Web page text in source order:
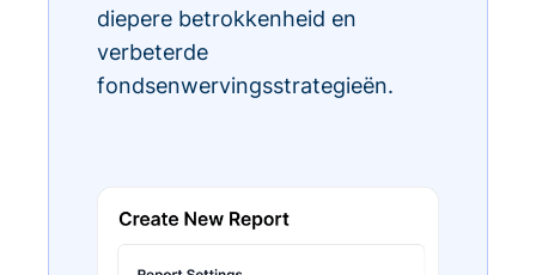
diepere betrokkenheid en
verbeterde
fondsenwervingsstrategieën.